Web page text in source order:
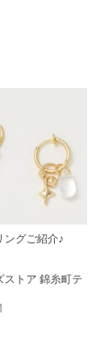
ングご紹介♪
ストア 錦糸町テ